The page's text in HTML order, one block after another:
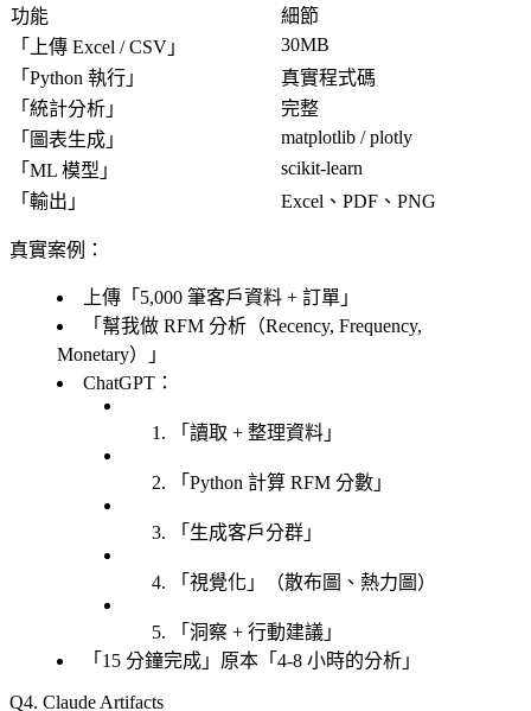
功能
細節
「
上傳 Excel / CSV 」
30MB
「 Python 執行 」
真實程式碼
「 統計分析 」
完整
「 圖表生成 」
matplotlib / plotly
「 ML 模型 」
scikit-learn
「 輸出 」 Excel、PDF、PNG
真實案例 ：
上傳「 5,000 筆客戶資料 + 訂單 」
「 幫我做 RFM 分析（Recency, Frequency,
Monetary）
」
ChatGPT：
「 讀取 + 整理資料 」
「 Python 計算 RFM 分數 」
「 生成客戶分群 」
「 視覺化 」（散布圖、熱力圖）
「 洞察 + 行動建議 」
「 15 分鐘完成 」原本「 4-8 小時的分析 」
4. Claude Artifacts